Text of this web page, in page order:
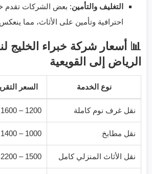
التغليف والتأمين: بعض الشركات تقدم
احترافية وتأمين على الأثاث، مما
📊 أسعار شركة خبراء الخليج
الرياض إلى القويعية
نوع الخدمة السعر
نقل غرف نوم كاملة 1200 – 1600
نقل مطابخ 1000 – 1400
نقل الأثاث المنزلي كامل 1500 – 2200